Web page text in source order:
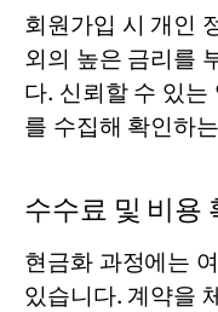
회원가입 시 개인
외의 높은 금리를
다. 신뢰할 수 있
를 수집해 확인하
수수료 및 비용
현금화 과정에는
있습니다. 계약을